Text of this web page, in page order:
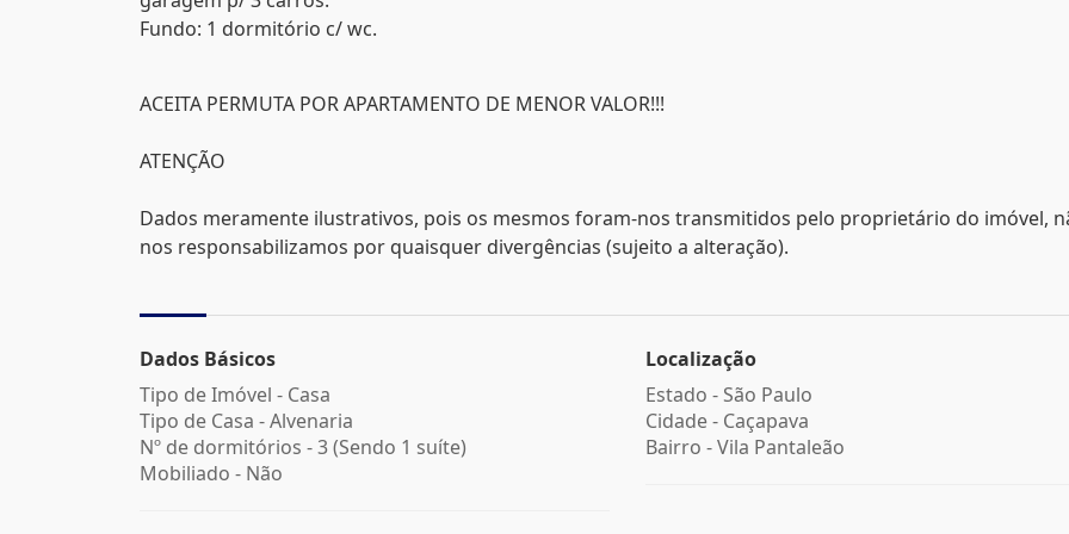
Fundo: 1 dormitório c/ wc.
ACEITA PERMUTA POR APARTAMENTO DE MENOR VALOR!!!
ATENÇÃO
Dados meramente ilustrativos, pois os mesmos foram-nos transmitidos pelo proprietário do imóvel,
nos responsabilizamos por quaisquer divergências (sujeito a alteração).
Dados Básicos
Tipo de Imóvel - Casa
Tipo de Casa - Alvenaria
Nº de dormitórios - 3 (Sendo 1 suíte)
Mobiliado - Não
Localização
Estado - São Paulo
Cidade - Caçapava
Bairro -Vila Pantaleão